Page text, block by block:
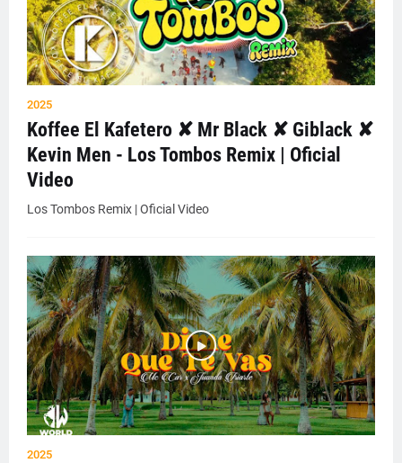
2025
Koffee El Kafetero ✘ Mr Black ✘ Giblack ✘
Kevin Men - Los Tombos Remix | Oficial
Video
Los Tombos Remix | Oficial Video
2025